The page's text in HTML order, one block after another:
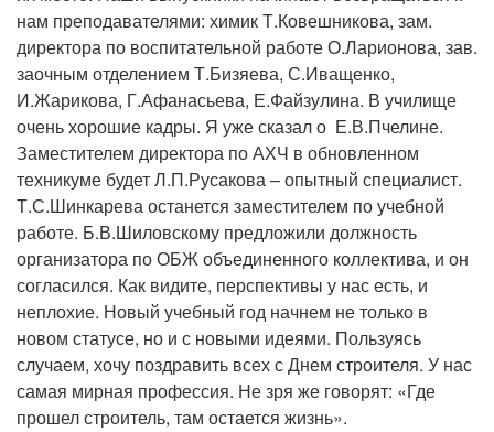
нам преподавателями: химик Т.Ковешникова, зам.
директора по воспитательной работе О.Ларионова, зав.
заочным отделением Т.Бизяева, С.Иващенко,
И.Жарикова, Г.Афанасьева, Е.Файзулина. В училище
очень хорошие кадры. Я уже сказал о Е.В.Пчелине.
Заместителем директора по АХЧ в обновленном
техникуме будет Л.П.Русакова – опытный специалист.
Т.С.Шинкарева останется заместителем по учебной
работе. Б.В.Шиловскому предложили должность
организатора по ОБЖ объединенного коллектива, и он
согласился. Как видите, перспективы у нас есть, и
неплохие. Новый учебный год начнем не только в
новом статусе, но и с новыми идеями. Пользуясь
случаем, хочу поздравить всех с Днем строителя. У нас
самая мирная профессия. Не зря же говорят: «Где
прошел строитель, там остается жизнь».